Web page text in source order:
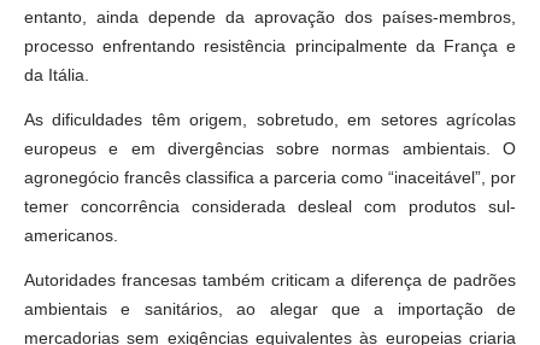
entanto, ainda depende da aprovação dos países-membros,
processo enfrentando resistência principalmente da França e
da Itália.
As dificuldades têm origem, sobretudo, em setores agrícolas
europeus e em divergências sobre normas ambientais. O
agronegócio francês classifica a parceria como “inaceitável”, por
temer concorrência considerada desleal com produtos sul-
americanos.
Autoridades francesas também criticam a diferença de padrões
ambientais e sanitários, ao alegar que a importação de
mercadorias sem exigências equivalentes às europeias criaria